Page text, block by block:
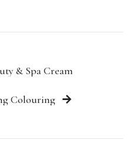
& Spa Cream
Colouring